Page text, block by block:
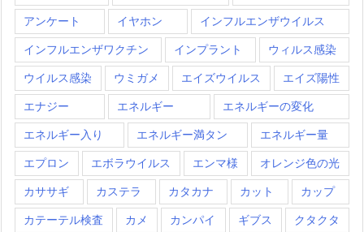
アンケート イヤホン インフルエンザウイルス
インフルエンザワクチン インプラント ウィルス感染
ウイルス感染 ウミガメ エイズウイルス エイズ陽性
エナジー エネルギー エネルギーの変化
エネルギー入り エネルギー満タン エネルギー量
エプロン エボラウイルス エンマ様 オレンジ色の光
カササギ カステラ カタカナ カット カップ
カテーテル検査 カメ カンパイ ギブス クタクタ